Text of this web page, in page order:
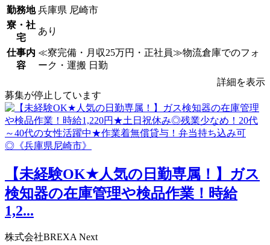
勤務地 兵庫県 尼崎市
寮・社
宅
あり
仕事内
容
≪寮完備・月収25万円・正社員≫物流倉庫でのフォ
ーク・運搬 日勤
詳細を表示
募集が停止しています
【未経験OK★人気の日勤専属！】ガス
検知器の在庫管理や検品作業！時給
1,2...
株式会社BREXA Next